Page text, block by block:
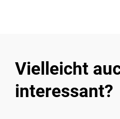
Vielleicht
interessant?